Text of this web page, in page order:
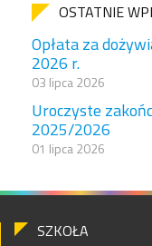
OSTATNIE
Opłata za
2026 r.
03 lipca 2026
Uroczyste
2025/2026
01 lipca 2026
SZKOŁA